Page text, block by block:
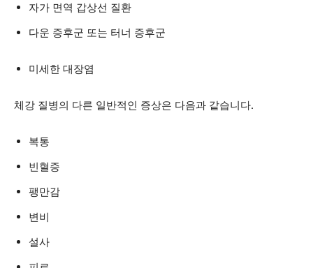
자가 면역 갑상선 질환
다운 증후군 또는 터너 증후군
미세한 대장염
체강 질병의 다른 일반적인 증상은 다음과 같습니다.
복통
빈혈증
팽만감
변비
설사